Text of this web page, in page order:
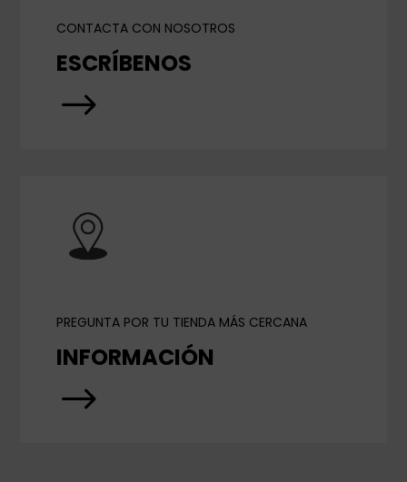
CONTACTA CON NOSOTROS
ESCRÍBENOS
$
PREGUNTA POR TU TIENDA MÁS CERCANA
INFORMACIÓN
$